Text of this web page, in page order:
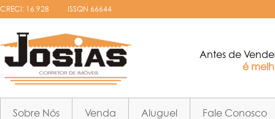
CRECI: 16.928 ISSQN 66644
Antes de
é
Sobre Nós Venda Aluguel Fale Conosco